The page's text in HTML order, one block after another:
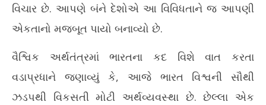
વિચાર છે. આપણે બંને દેશોએ આ વિવિધતાને જ આપણી
એકતાનો મજબૂત પાયો બનાવ્યો છે.
વૈશ્વિક અર્થતંત્રમાં ભારતના કદ વિશે વાત કરતા
વડાપ્રધાને જણાવ્યું કે, આજે ભારત વિશ્વની સૌથી
ઝડપથી વિકસતી મોટી અર્થવ્યવસ્થા છે. છેલ્લા એક